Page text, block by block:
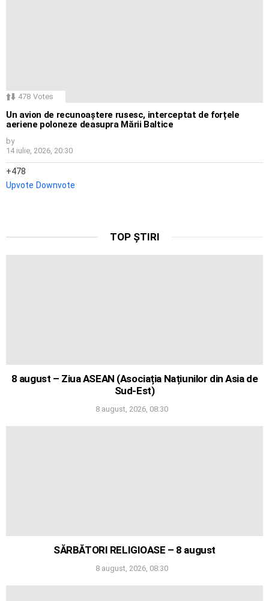
478 Votes
Un avion de recunoaștere rusesc, interceptat de forțele
aeriene poloneze deasupra Mării Baltice
by
14 iulie, 2026, 20:30
478
Upvote Downvote
TOP ȘTIRI
8 august – Ziua ASEAN (Asociația Națiunilor din Asia de
Sud-Est)
8 august, 2026, 08:30
SĂRBĂTORI RELIGIOASE – 8 august
8 august, 2026, 08:30